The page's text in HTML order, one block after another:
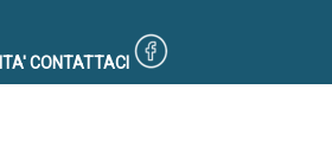
CONTATTACI